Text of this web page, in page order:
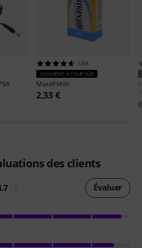
1304
CONVIENT À COUP SÛR
Maxell M9V
2,33 €
des clients
Évaluer